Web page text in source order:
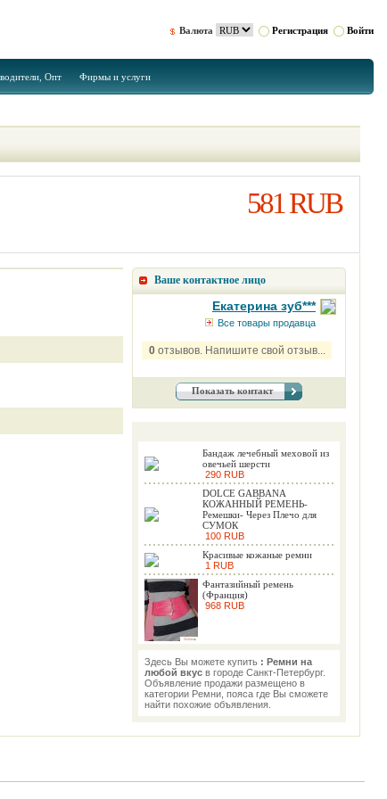
Валюта Регистрация Войти
Опт Фирмы и услуги
581 RUB
Ваше контактное лицо
Екатерина зуб***
Все товары продавца
0отзывов. Напишите свой отзыв...
Показать контакт
Бандаж лечебный меховой из
овечьей шерсти
290 RUB
DOLCE GABBANA
КОЖАННЫЙ РЕМЕНЬ-
Ремешки- Через Плечо для
СУМОК
100 RUB
Красивые кожаные ремни
1 RUB
Фантазийный ремень
(Франция)
968 RUB
Здесь Вы можете купить : Ремни на
любой вкус в городе Санкт-Петербург.
Объявление продажи размещено в
категории Ремни, пояса где Вы сможете
найти похожие объявления.